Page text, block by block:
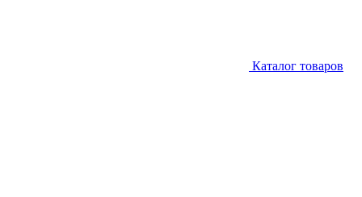
Каталог товаров